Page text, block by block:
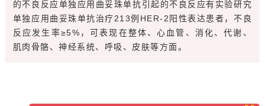
的不良反应单独应用曲妥珠单抗引起的不良反应有实验研究
单独应用曲妥珠单抗治疗213例HER-2阳性表达患者，不良
反应发生率≥5%，可表现在整体、心血管、消化、代谢、
肌肉骨骼、神经系统、呼吸、皮肤等方面。